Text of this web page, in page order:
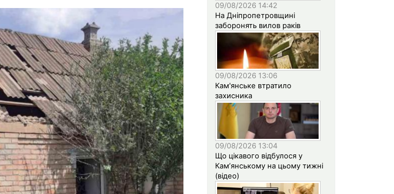
09/08/2026 14:42
На Дніпропетровщині
заборонять вилов раків
09/08/2026 13:06
Кам'янське втратило
захисника
09/08/2026 13:04
Що цікавого відбулося у
Кам’янському на цьому тижні
(відео)